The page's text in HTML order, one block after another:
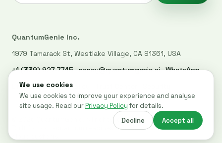
QuantumGenie Inc.
1979 Tamarack St, Westlake Village, CA 91361, USA
+1 (339) 927-7745·nancy@quantumgenie.ai·WhatsApp
LinkedIn· Privacy Policy
© 2026 QuantumGenie. All rights reserved.
Built for post-quantum readiness across websites, code, and
cloud systems.